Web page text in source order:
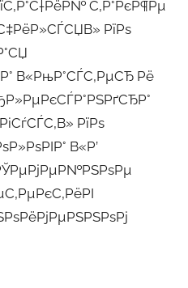
С‚Р°РєР¶Рµ
РїРѕ
В«РњР°СЃС‚РµСЂ Рё
РїРѕ
В«Р’